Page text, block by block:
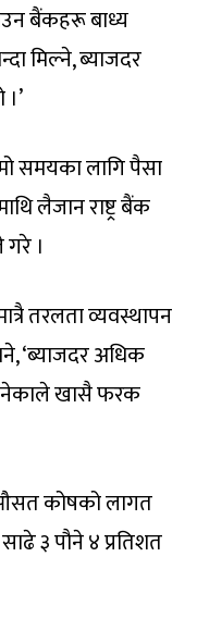
बैंकहरू बाध्य
मिल्ने, ब्याजदर
समयका लागि पैसा
लैजान राष्ट्र बैंक
।
तरलता व्यवस्थापन
‘ब्याजदर अधिक
खासै फरक
कोषको लागत
३ पौने ४ प्रतिशत